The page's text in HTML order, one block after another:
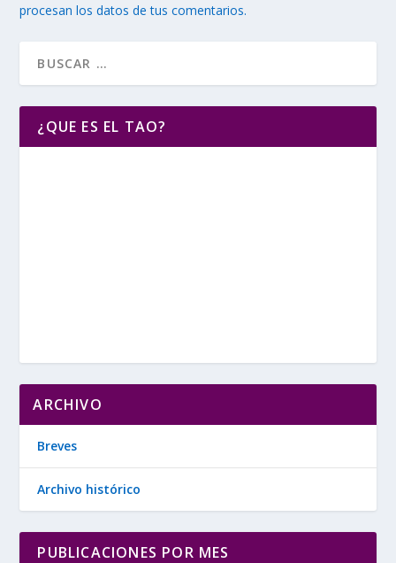
procesan los datos de tus comentarios.
¿QUE ES EL TAO?
ARCHIVO
Breves
Archivo histórico
PUBLICACIONES POR MES